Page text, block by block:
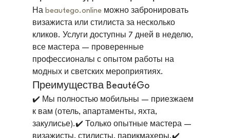
На beautego.online можно забронировать
визажиста или стилиста за несколько
кликов. Услуги доступны 7 дней в неделю,
все мастера — проверенные
профессионалы с опытом работы на
модных и светских мероприятиях.
Преимущества BeautéGo
✔️ Мы полностью мобильны — приезжаем
к вам (отель, апартаменты, яхта,
закулисье).✔️ Только опытные мастера —